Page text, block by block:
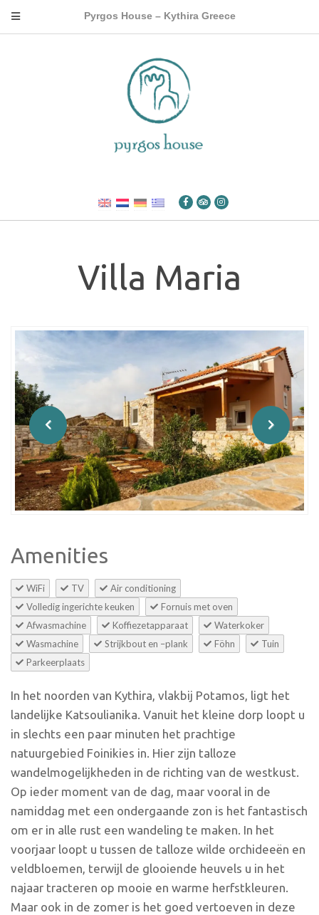
Pyrgos House – Kythira Greece
Villa Maria
Amenities
WiFi TV
Air conditioning
Volledig ingerichte keuken
Fornuis met oven
Afwasmachine
Koffiezetapparaat
Waterkoker
Wasmachine
Strijkbout en –plank Föhn
Tuin
Parkeerplaats
In het noorden van Kythira, vlakbij Potamos, ligt het
landelijke Katsoulianika. Vanuit het kleine dorp loopt u
in slechts een paar minuten het prachtige
natuurgebied Foinikies in. Hier zijn talloze
wandelmogelijkheden in de richting van de westkust.
Op ieder moment van de dag, maar vooral in de
namiddag met een ondergaande zon is het fantastisch
om er in alle rust een wandeling te maken. In het
voorjaar loopt u tussen de talloze wilde orchideeën en
veldbloemen, terwijl de glooiende heuvels u in het
najaar tracteren op mooie en warme herfstkleuren.
Maar ook in de zomer is het goed vertoeven in deze